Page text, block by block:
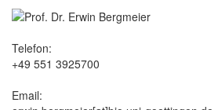
Telefon:
+49 551 3925700
Email: